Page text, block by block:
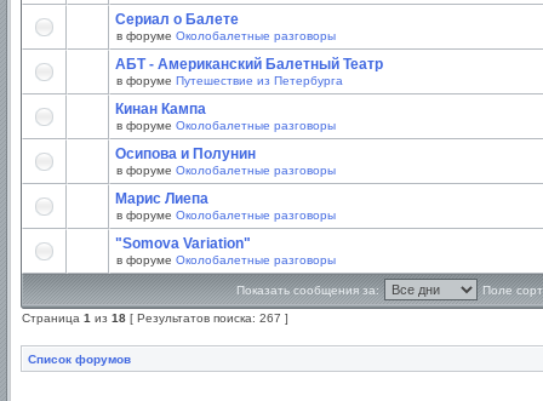
Сериал о Балете
в форуме Околобалетные разговоры
АБТ - Американский Балетный Театр
в форуме Путешествие из Петербурга
Кинан Кампа
в форуме Околобалетные разговоры
Осипова и Полунин
в форуме Околобалетные разговоры
Марис Лиепа
в форуме Околобалетные разговоры
"Somova Variation"
в форуме Околобалетные разговоры
Показать сообщения за: Поле
Страница 1 из 18 [ Результатов поиска: 267 ]
Список форумов